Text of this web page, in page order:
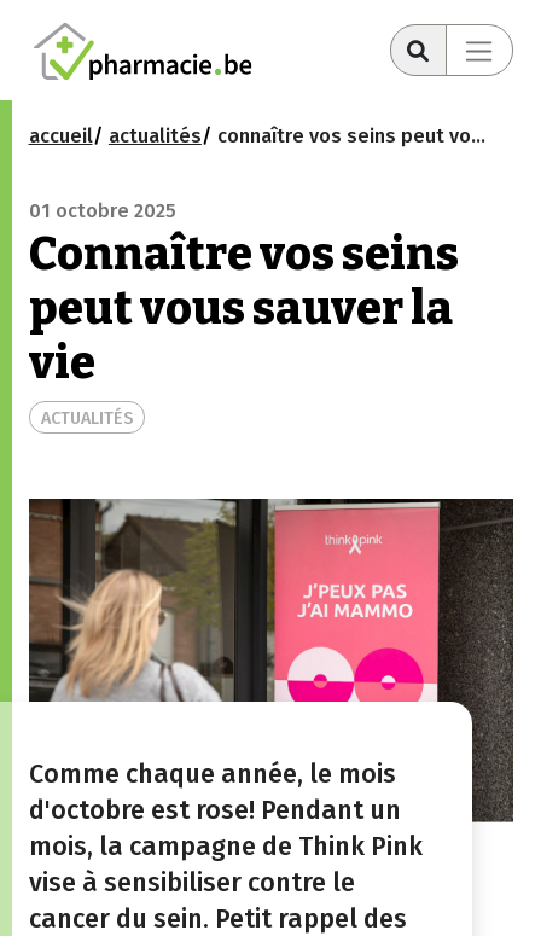
accueil actualités connaître vos seins peut vous sauver la vie
01 octobre 2025
Connaître vos seins
peut vous sauver la
vie
ACTUALITÉS
Comme chaque année, le mois
d'octobre est rose! Pendant un
mois, la campagne de Think Pink
vise à sensibiliser contre le
cancer du sein. Petit rappel des